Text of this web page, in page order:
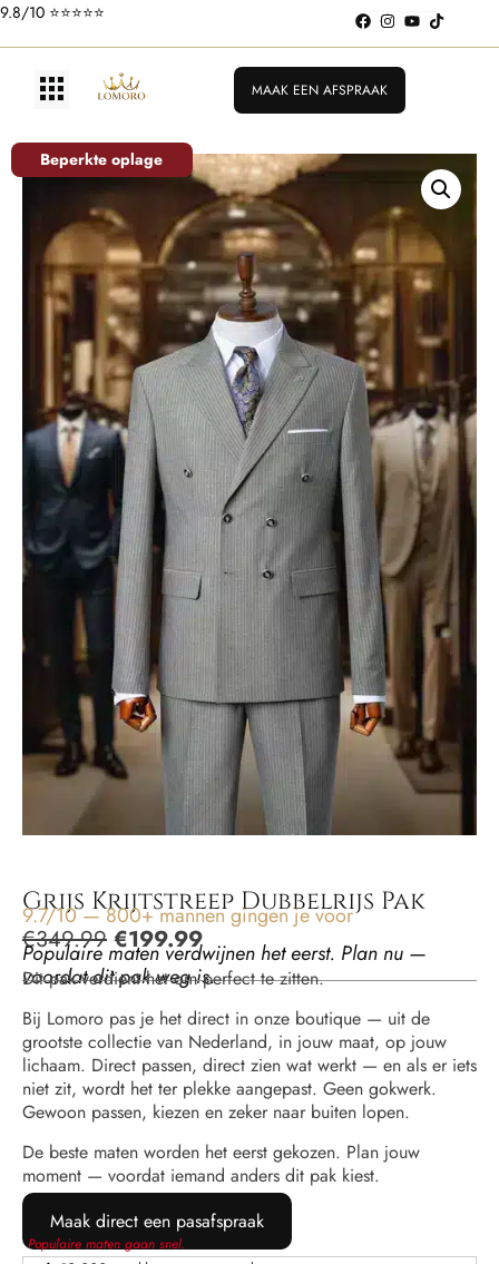
Pakken vanaf €199
MAAK EEN AFSPRAAK
Beperkte oplage
Grijs Krijtstreep Dubbelrijs Pak
9.7/10 — 800+ mannen gingen je voor
€349.99 €199.99
Populaire maten verdwijnen het eerst. Plan nu —
voordat dit pak weg is.
Dit pak verdient het om perfect te zitten.
Bij Lomoro pas je het direct in onze boutique — uit de
grootste collectie van Nederland, in jouw maat, op jouw
lichaam. Direct passen, direct zien wat werkt — en als er iets
niet zit, wordt het ter plekke aangepast. Geen gokwerk.
Gewoon passen, kiezen en zeker naar buiten lopen.
De beste maten worden het eerst gekozen. Plan jouw
moment — voordat iemand anders dit pak kiest.
Maak direct een pasafspraak
Populaire maten gaan snel.